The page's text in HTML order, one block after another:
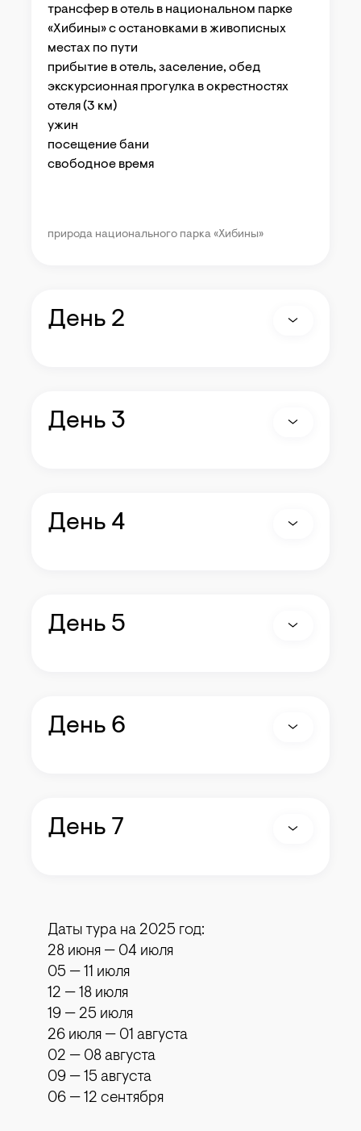
трансфер в отель в национальном парке
«Хибины» с остановками в живописных
местах по пути
прибытие в отель, заселение, обед
экскурсионная прогулка в окрестностях
отеля (3 км)
ужин
посещение бани
свободное время
природа национального парка «Хибины»
День 2
День 3
День 4
День 5
День 6
День 7
Даты тура на 2025 год:
28 июня — 04 июля
05 — 11 июля
12 — 18 июля
19 — 25 июля
26 июля — 01 августа
02 — 08 августа
09 — 15 августа
06 — 12 сентября